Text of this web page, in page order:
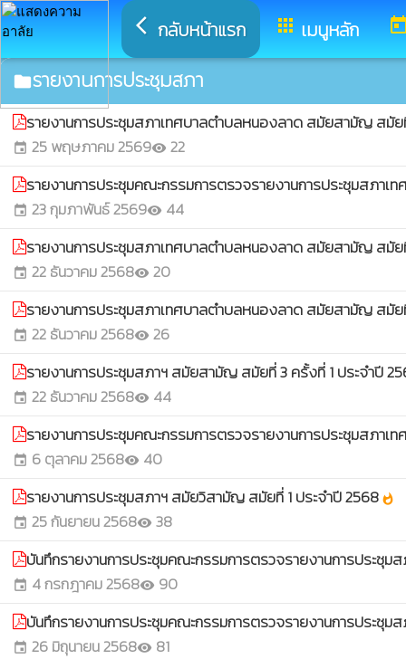
arrow_back_ios กลับหน้าแรก apps เมนูหลัก
folderรายงานการประชุมสภา
รายงานการประชุมสภาเทศบาลตำบลหนองลาด สมัยสามัญ สมัย
event 25 พฤษภาคม 2569visibility 22
รายงานการประชุมคณะกรรมการตรวจรายงานการประชุมสภา
event 23 กุมภาพันธ์ 2569visibility 44
รายงานการประชุมสภาเทศบาลตำบลหนองลาด สมัยสามัญ สมั
event 22 ธันวาคม 2568visibility 20
รายงานการประชุมสภาเทศบาลตำบลหนองลาด สมัยสามัญ สมั
event 22 ธันวาคม 2568visibility 26
รายงานการประชุมสภาฯ สมัยสามัญ สมัยที่ 3 ครั้งที่ 1 ประจำปี
event 22 ธันวาคม 2568visibility 44
รายงานการประชุมคณะกรรมการตรวจรายงานการประชุมสภา
event 6 ตุลาคม 2568visibility 40
รายงานการประชุมสภาฯ สมัยวิสามัญ สมัยที่ 1 ประจำปี 2568 whatshot
event 25 กันยายน 2568visibility 38
บันทึกรายงานการประชุมคณะกรรมการตรวจรายงานการประชุ
event 4 กรกฎาคม 2568visibility 90
บันทึกรายงานการประชุมคณะกรรมการตรวจรายงานการประชุ
event 26 มิถุนายน 2568visibility 81